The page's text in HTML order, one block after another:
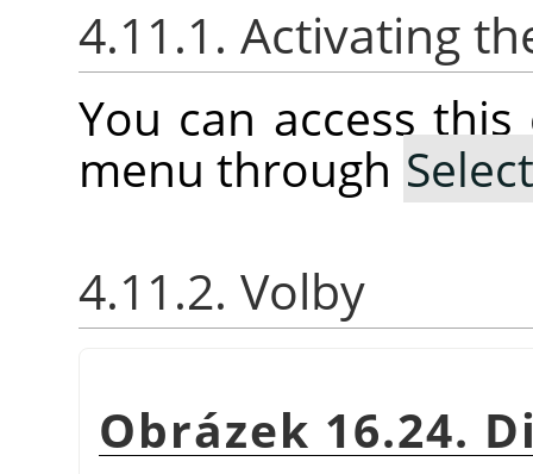
4.11.1. Activating
You can access
menu through Select
4.11.2. Volby
Obrázek 16.24.